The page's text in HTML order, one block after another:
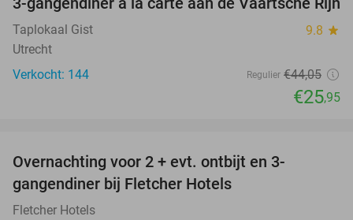
41%
Taplokaal Gist 9.8 star
Utrecht
Verkocht: 144
Regulier €44,05
€25,95
Overnachting voor 2 + evt. ontbijt en 3-
gangendiner bij Fletcher Hotels
Fletcher Hotels